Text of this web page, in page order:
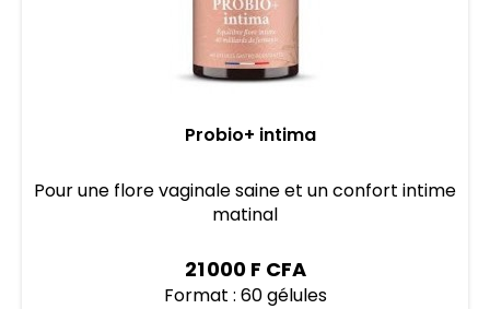
Probio+ intima
Pour une flore vaginale saine et un confort intime
matinal
21 000 F CFA
Format : 60 gélules